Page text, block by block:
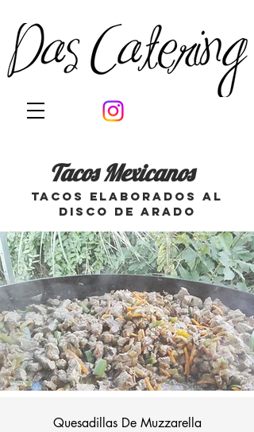
Tacos Mexicanos
tacos Elaborados al
disco de arado
Quesadillas De Muzzarella